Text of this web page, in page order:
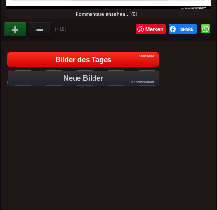
Kommentare ansehen... (0)
(+19) Merken
Bilder des Tages Startseite
Neue Bilder
nicht moderiert